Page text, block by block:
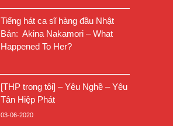
Tiếng hát ca sĩ hàng đầu Nhật
Bản: Akina Nakamori – What
Happened To Her?
[THP trong tôi] – Yêu Nghề – Yêu
Tân Hiệp Phát
03-06-2020